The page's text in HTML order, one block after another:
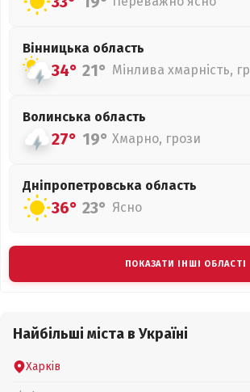
Вінницька область
34° 21° Мінлива хмарність,
Волинська область
27° 19° Хмарно, грози
Дніпропетровська область
36° 23° Ясно
ПОКАЗАТИ ІНШІ ОБЛАСТІ
Найбільші міста в Україні
Харків